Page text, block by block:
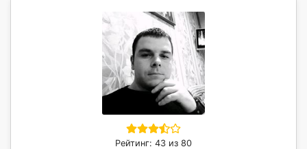
Рейтинг: 43 из 80